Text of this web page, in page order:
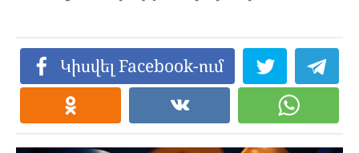
Կիսվել Facebook-ում